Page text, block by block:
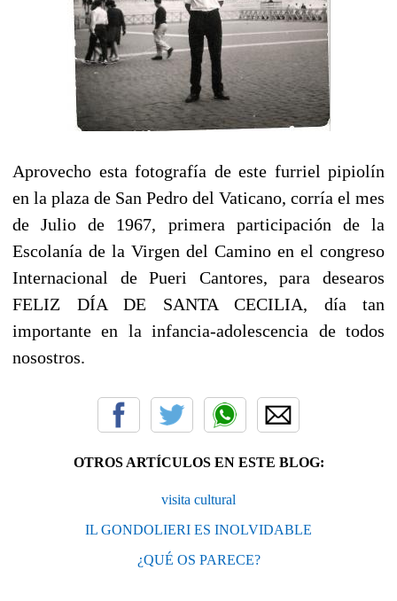
Aprovecho esta fotografía de este furriel pipiolín
en la plaza de San Pedro del Vaticano, corría el mes
de Julio de 1967, primera participación de la
Escolanía de la Virgen del Camino en el congreso
Internacional de Pueri Cantores, para desearos
FELIZ DÍA DE SANTA CECILIA, día tan
importante en la infancia-adolescencia de todos
nosostros.
OTROS ARTÍCULOS EN ESTE BLOG:
visita cultural
IL GONDOLIERI ES INOLVIDABLE
¿QUÉ OS PARECE?